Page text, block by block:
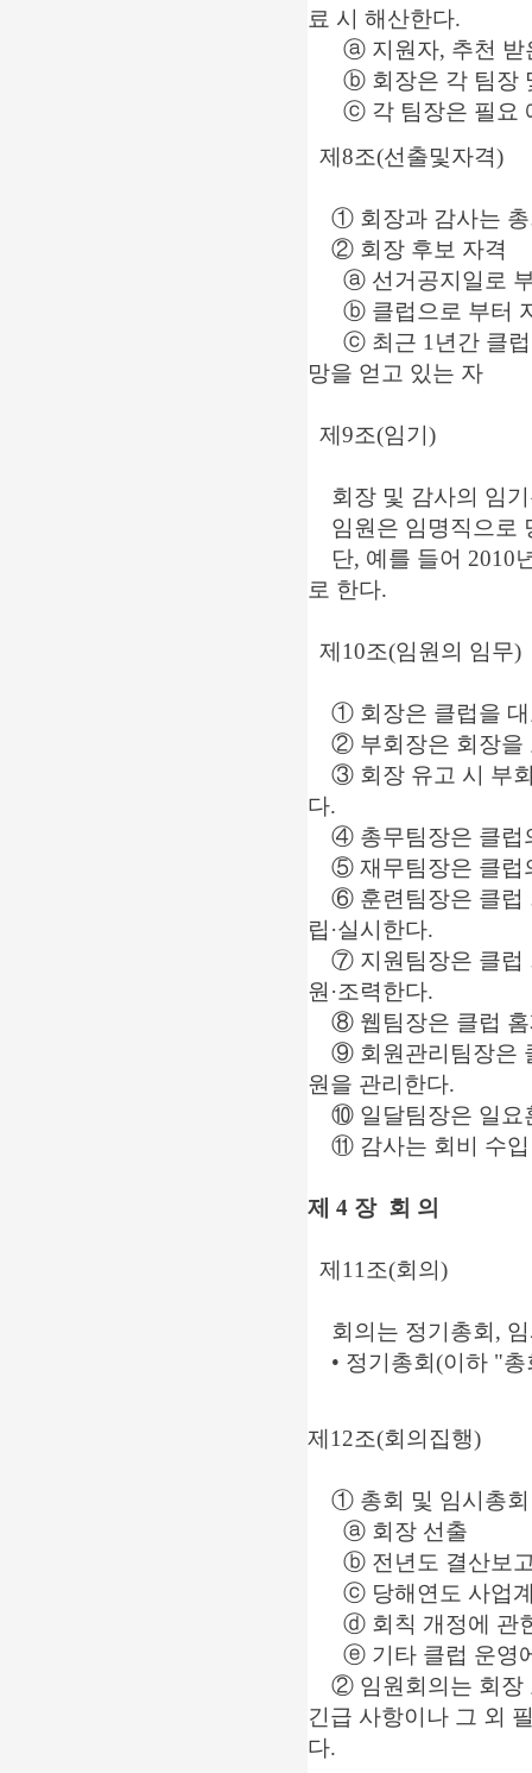
료 시 해산한다.
ⓐ 지원자, 추천 받
ⓑ 회장은 각 팀장
ⓒ 각 팀장은 필요
제8조(선출및자격)
① 회장과 감사는 총
② 회장 후보 자격
ⓐ 선거공지일로 부
ⓑ 클럽으로 부터 자
ⓒ 최근 1년간 클럽
망을 얻고 있는 자
제9조(임기)
회장 및 감사의 임기
임원은 임명직으로
단, 예를 들어 2010
로 한다.
제10조(임원의 임무)
① 회장은 클럽을 대
② 부회장은 회장을
③ 회장 유고 시 부회
다.
④ 총무팀장은 클럽
⑤ 재무팀장은 클럽
⑥ 훈련팀장은 클럽
립·실시한다.
⑦ 지원팀장은 클럽
원·조력한다.
⑧ 웹팀장은 클럽 홈
⑨ 회원관리팀장은
원을 관리한다.
⑩ 일달팀장은 일요
⑪ 감사는 회비 수입
제 4 장 회 의
제11조(회의)
회의는 정기총회,
• 정기총회(이하 "총
제12조(회의집행)
① 총회 및 임시총회
ⓐ 회장 선출
ⓑ 전년도 결산보
ⓒ 당해연도 사업계
ⓓ 회칙 개정에 관
ⓔ 기타 클럽 운영
② 임원회의는 회장
긴급 사항이나 그 외
다.